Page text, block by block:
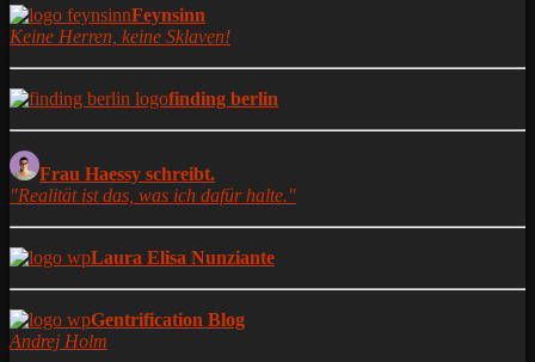
Feynsinn
Keine Herren, keine Sklaven!
finding berlin
Frau Haessy schreibt.
"Realität ist das, was ich dafür halte."
Laura Elisa Nunziante
Gentrification Blog
Andrej Holm